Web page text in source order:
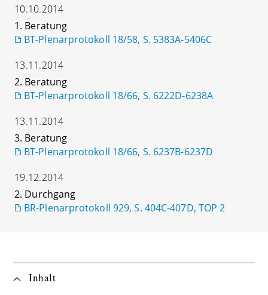
10.10.2014
1. Beratung
BT-Plenarprotokoll 18/58, S. 5383A-5406C
13.11.2014
2. Beratung
BT-Plenarprotokoll 18/66, S. 6222D-6238A
13.11.2014
3. Beratung
BT-Plenarprotokoll 18/66, S. 6237B-6237D
19.12.2014
2. Durchgang
BR-Plenarprotokoll 929, S. 404C-407D, TOP 2
Inhalt